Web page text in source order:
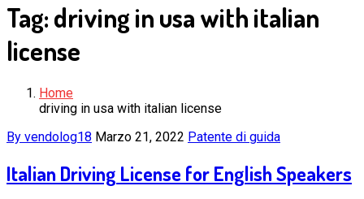
Tag:driving in usa with italian
license
Home
driving in usa with italian license
By vendolog18 Marzo 21, 2022 Patente di guida
Italian Driving License for English Speakers